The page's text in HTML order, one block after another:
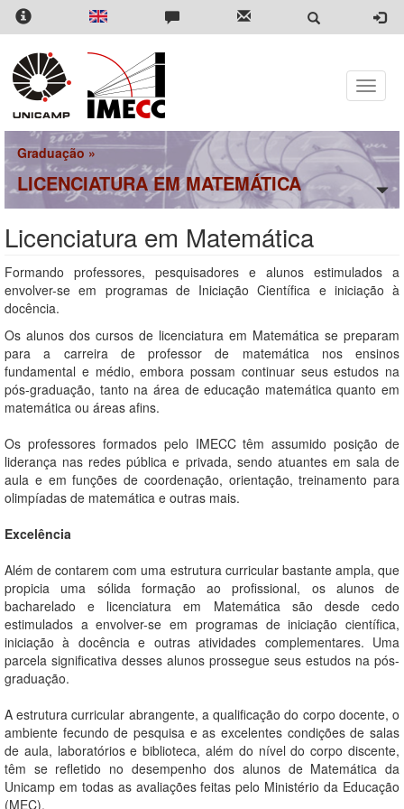
Pular
para
conteúdo
principal
Toggle
Graduação»
LICENCIATURA EM MATEMÁTICA
Licenciatura em Matemática
Formando professores, pesquisadores e alunos estimulados a
envolver-se em programas de Iniciação Científica e iniciação à
docência.
Os alunos dos cursos de licenciatura em Matemática se preparam
para a carreira de professor de matemática nos ensinos
fundamental e médio, embora possam continuar seus estudos na
pós-graduação, tanto na área de educação matemática quanto em
matemática ou áreas afins.
Os professores formados pelo IMECC têm assumido posição de
liderança nas redes pública e privada, sendo atuantes em sala de
aula e em funções de coordenação, orientação, treinamento para
olimpíadas de matemática e outras mais.
Excelência
Além de contarem com uma estrutura curricular bastante ampla, que
propicia uma sólida formação ao profissional, os alunos de
bacharelado e licenciatura em Matemática são desde cedo
estimulados a envolver-se em programas de iniciação científica,
iniciação à docência e outras atividades complementares. Uma
parcela significativa desses alunos prossegue seus estudos na pós-
graduação.
A estrutura curricular abrangente, a qualificação do corpo docente, o
ambiente fecundo de pesquisa e as excelentes condições de salas
de aula, laboratórios e biblioteca, além do nível do corpo discente,
têm se refletido no desempenho dos alunos de Matemática da
Unicamp em todas as avaliações feitas pelo Ministério da Educação
(MEC).